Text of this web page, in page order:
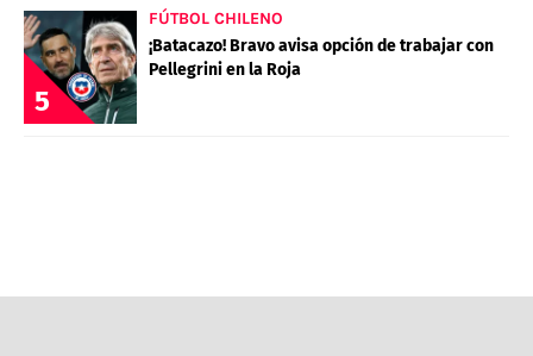
5
FÚTBOL CHILENO
¡Batacazo! Bravo avisa opción de trabajar con
Pellegrini en la Roja